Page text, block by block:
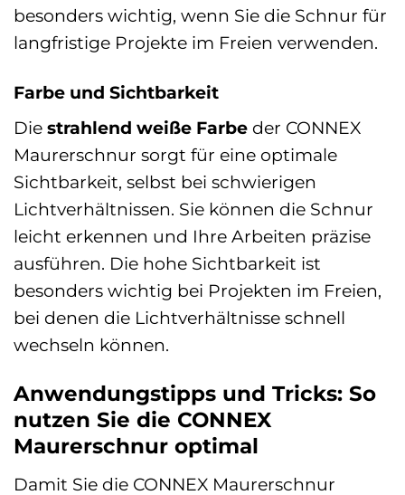
besonders wichtig, wenn Sie die Schnur für
langfristige Projekte im Freien verwenden.
Farbe und Sichtbarkeit
Die strahlend weiße Farbe der CONNEX
Maurerschnur sorgt für eine optimale
Sichtbarkeit, selbst bei schwierigen
Lichtverhältnissen. Sie können die Schnur
leicht erkennen und Ihre Arbeiten präzise
ausführen. Die hohe Sichtbarkeit ist
besonders wichtig bei Projekten im Freien,
bei denen die Lichtverhältnisse schnell
wechseln können.
Anwendungstipps und Tricks: So
nutzen Sie die CONNEX
Maurerschnur optimal
Damit Sie die CONNEX Maurerschnur